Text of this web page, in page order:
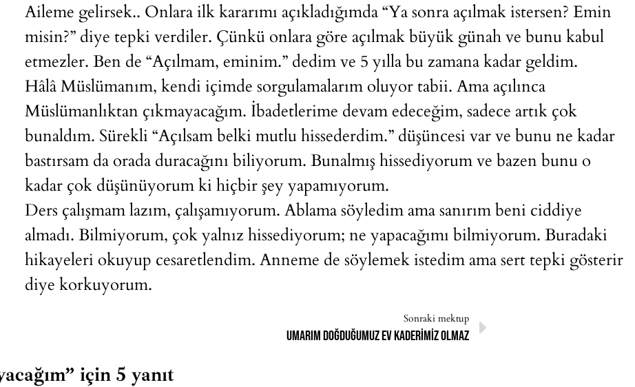
Aileme gelirsek.. Onlara ilk kararımı açıkladığımda “Ya sonra açılmak istersen? Emin
misin?” diye tepki verdiler. Çünkü onlara göre açılmak büyük günah ve bunu kabul
etmezler. Ben de “Açılmam, eminim.” dedim ve 5 yılla bu zamana kadar geldim.
Hâlâ Müslümanım, kendi içimde sorgulamalarım oluyor tabii. Ama açılınca
Müslümanlıktan çıkmayacağım. İbadetlerime devam edeceğim, sadece artık çok
bunaldım. Sürekli “Açılsam belki mutlu hissederdim.” düşüncesi var ve bunu ne kadar
bastırsam da orada duracağını biliyorum. Bunalmış hissediyorum ve bazen bunu o
kadar çok düşünüyorum ki hiçbir şey yapamıyorum.
Ders çalışmam lazım, çalışamıyorum. Ablama söyledim ama sanırım beni ciddiye
almadı. Bilmiyorum, çok yalnız hissediyorum; ne yapacağımı bilmiyorum. Buradaki
hikayeleri okuyup cesaretlendim. Anneme de söylemek istedim ama sert tepki gösterir
diye korkuyorum.
Sonraki mektup
Umarım doğduğumuz ev kaderimiz olmaz
için 5 yanıt